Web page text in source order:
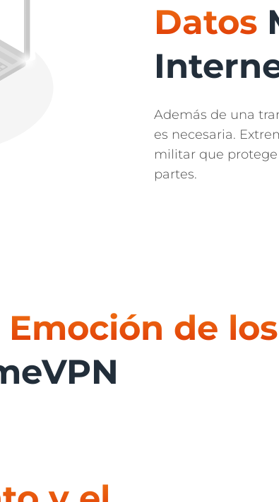
Datos
Además de una
es necesaria.
militar que
partes.
Emoción de